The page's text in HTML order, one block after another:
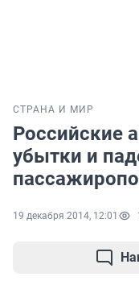
СТРАНА И МИР
Российские
убытки и
19 декабря 2014, 12:01